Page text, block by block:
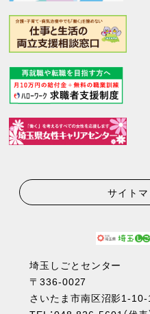
サイト
埼玉しごとセンター
〒336-0027
さいたま市南区沼影1-